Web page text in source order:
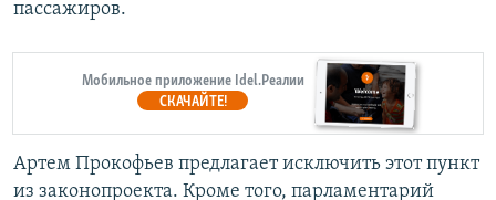
пассажиров.
Мобильное приложение Idel.Реалии
СКАЧАЙТЕ!
Артем Прокофьев предлагает исключить этот пункт
из законопроекта. Кроме того, парламентарий